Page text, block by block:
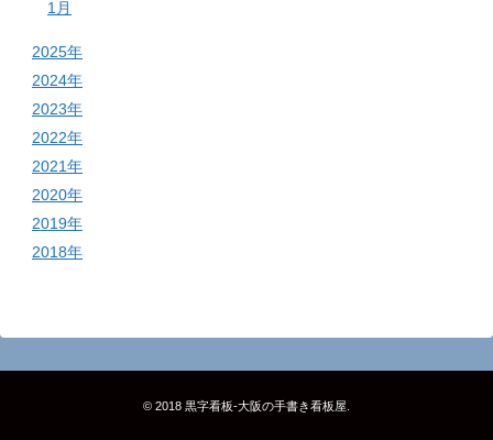
1月
2025年
2024年
2023年
2022年
2021年
2020年
2019年
2018年
© 2018 黒字看板‐大阪の手書き看板屋